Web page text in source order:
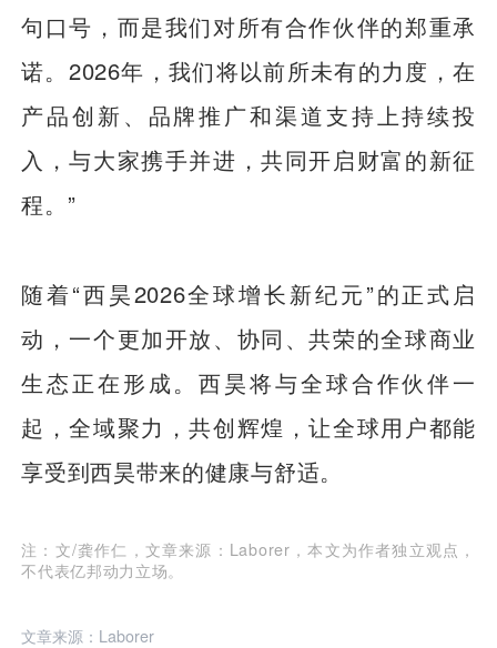
句口号，而是我们对所有合作伙伴的郑重承
诺。2026年，我们将以前所未有的力度，在
产品创新、品牌推广和渠道支持上持续投
入，与大家携手并进，共同开启财富的新征
程。”
随着“西昊2026全球增长新纪元”的正式启
动，一个更加开放、协同、共荣的全球商业
生态正在形成。西昊将与全球合作伙伴一
起，全域聚力，共创辉煌，让全球用户都能
享受到西昊带来的健康与舒适。
注：文/龚作仁，文章来源：Laborer，本文为作者独立观点，
不代表亿邦动力立场。
文章来源：Laborer